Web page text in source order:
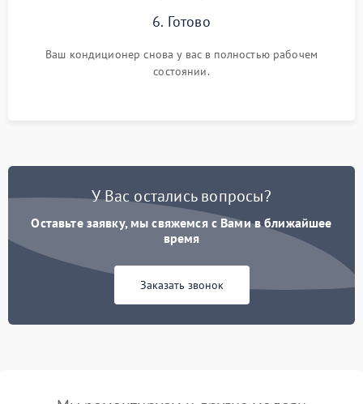
6. Готово
Ваш кондиционер снова у вас в полностью рабочем
состоянии.
У Вас остались вопросы?
Оставьте заявку, мы свяжемся с Вами в ближайшее
время
Заказать звонок